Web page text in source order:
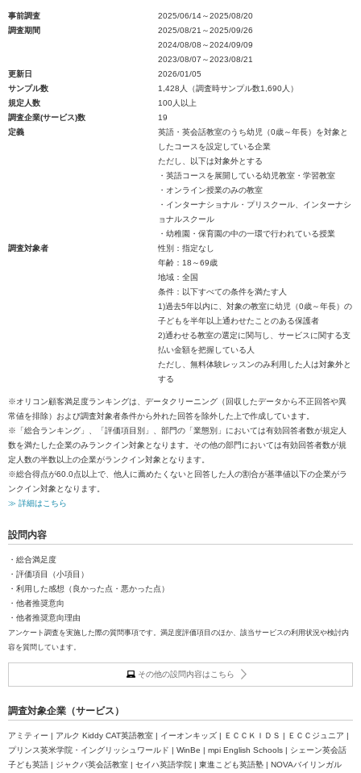
事前調査
2025/06/14～2025/08/20
調査期間
2025/08/21～2025/09/26
2024/08/08～2024/09/09
2023/08/07～2023/08/21
更新日
2026/01/05
サンプル数
1,428人（調査時サンプル数1,690人）
規定人数
100人以上
調査企業(サービス)数
19
定義
英語・英会話教室のうち幼児（0歳～年長）を対象と
したコースを設定している企業
ただし、以下は対象外とする
・英語コースを展開している幼児教室・学習教室
・オンライン授業のみの教室
・インターナショナル・プリスクール、インターナシ
ョナルスクール
・幼稚園・保育園の中の一環で行われている授業
調査対象者
性別：指定なし
年齢：18～69歳
地域：全国
条件：以下すべての条件を満たす人
1)過去5年以内に、対象の教室に幼児（0歳～年長）の
子どもを半年以上通わせたことのある保護者
2)通わせる教室の選定に関与し、サービスに関する支
払い金額を把握している人
ただし、無料体験レッスンのみ利用した人は対象外と
する
※オリコン顧客満足度ランキングは、データクリーニング（回収したデータから不正回答や異
常値を排除）および調査対象者条件から外れた回答を除外した上で作成しています。
※「総合ランキング」、「評価項目別」、部門の「業態別」においては有効回答者数が規定人
数を満たした企業のみランクイン対象となります。その他の部門においては有効回答者数が規
定人数の半数以上の企業がランクイン対象となります。
※総合得点が60.0点以上で、他人に薦めたくないと回答した人の割合が基準値以下の企業がラ
ンクイン対象となります。
≫ 詳細はこちら
設問内容
・総合満足度
・評価項目（小項目）
・利用した感想（良かった点・悪かった点）
・他者推奨意向
・他者推奨意向理由
アンケート調査を実施した際の質問事項です。満足度評価項目のほか、該当サービスの利用状況や検討内
容を質問しています。
その他の設問内容はこちら
調査対象企業（サービス）
アミティー | アルク Kiddy CAT英語教室 | イーオンキッズ | ＥＣＣＫＩＤＳ | ＥＣＣジュニア |
プリンス英米学院・イングリッシュワールド | WinBe | mpi English Schools | シェーン英会話
子ども英語 | ジャクパ英会話教室 | セイハ英語学院 | 東進こども英語塾 | NOVAバイリンガル